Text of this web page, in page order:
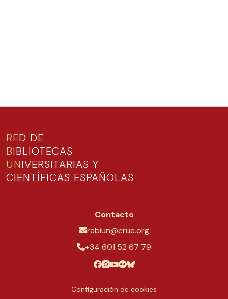
RED DE
BIBLIOTECAS
UNIVERSITARIAS Y
CIENTÍFICAS ESPAÑOLAS
Contacto
rebiun@crue.org
+34 601 52 67 79
Configuración de cookies